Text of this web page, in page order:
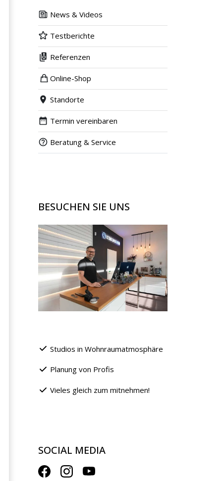
News & Videos
Testberichte
Referenzen
Online-Shop
Standorte
Termin vereinbaren
Beratung & Service
BESUCHEN SIE UNS
Studios in Wohnraumatmosphäre
Planung von Profis
Vieles gleich zum mitnehmen!
SOCIAL MEDIA